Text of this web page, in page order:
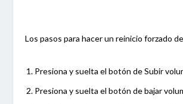
Los pasos para hacer un reinicio forzado
Presiona y suelta el botón de Subir
Presiona y suelta el botón de bajar